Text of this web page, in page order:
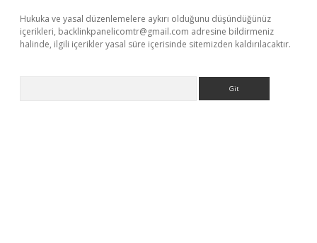
Hukuka ve yasal düzenlemelere aykırı olduğunu düşündüğünüz
içerikleri, backlinkpanelicomtr@gmail.com adresine bildirmeniz
halinde, ilgili içerikler yasal süre içerisinde sitemizden kaldırılacaktır.